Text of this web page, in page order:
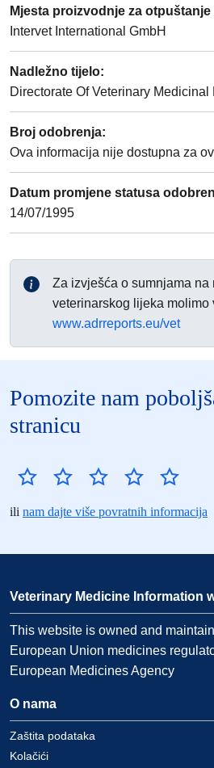
Mjesta proizvodnje za otpuštanje
Intervet International GmbH
Nadležno tijelo:
Directorate Of Veterinary Medicinal
Broj odobrenja:
Ova informacija nije dostupna za
Datum promjene statusa
14/07/1995
Za izvješća o sumnjama na
veterinarskog lijeka molimo
www.adrreports.eu/vet
Pomozite nam
stranicu
ili nam dajte više povratnih informacija
Veterinary Medicine Information
This website is owned and
European Union medicines
European Medicines Agency
O nama
Zaštita podataka
Kolačići